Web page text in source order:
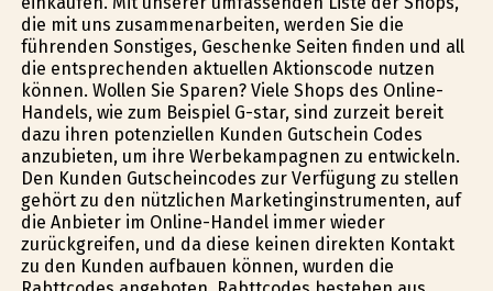
die mit uns zusammenarbeiten, werden Sie die
führenden Sonstiges, Geschenke Seiten finden und all
die entsprechenden aktuellen Aktionscode nutzen
können. Wollen Sie Sparen? Viele Shops des Online-
Handels, wie zum Beispiel G-star, sind zurzeit bereit
dazu ihren potenziellen Kunden Gutschein Codes
anzubieten, um ihre Werbekampagnen zu entwickeln.
Den Kunden Gutscheincodes zur Verfügung zu stellen
gehört zu den nützlichen Marketinginstrumenten, auf
die Anbieter im Online-Handel immer wieder
zurückgreifen, und da diese keinen direkten Kontakt
zu den Kunden aufbauen können, wurden die